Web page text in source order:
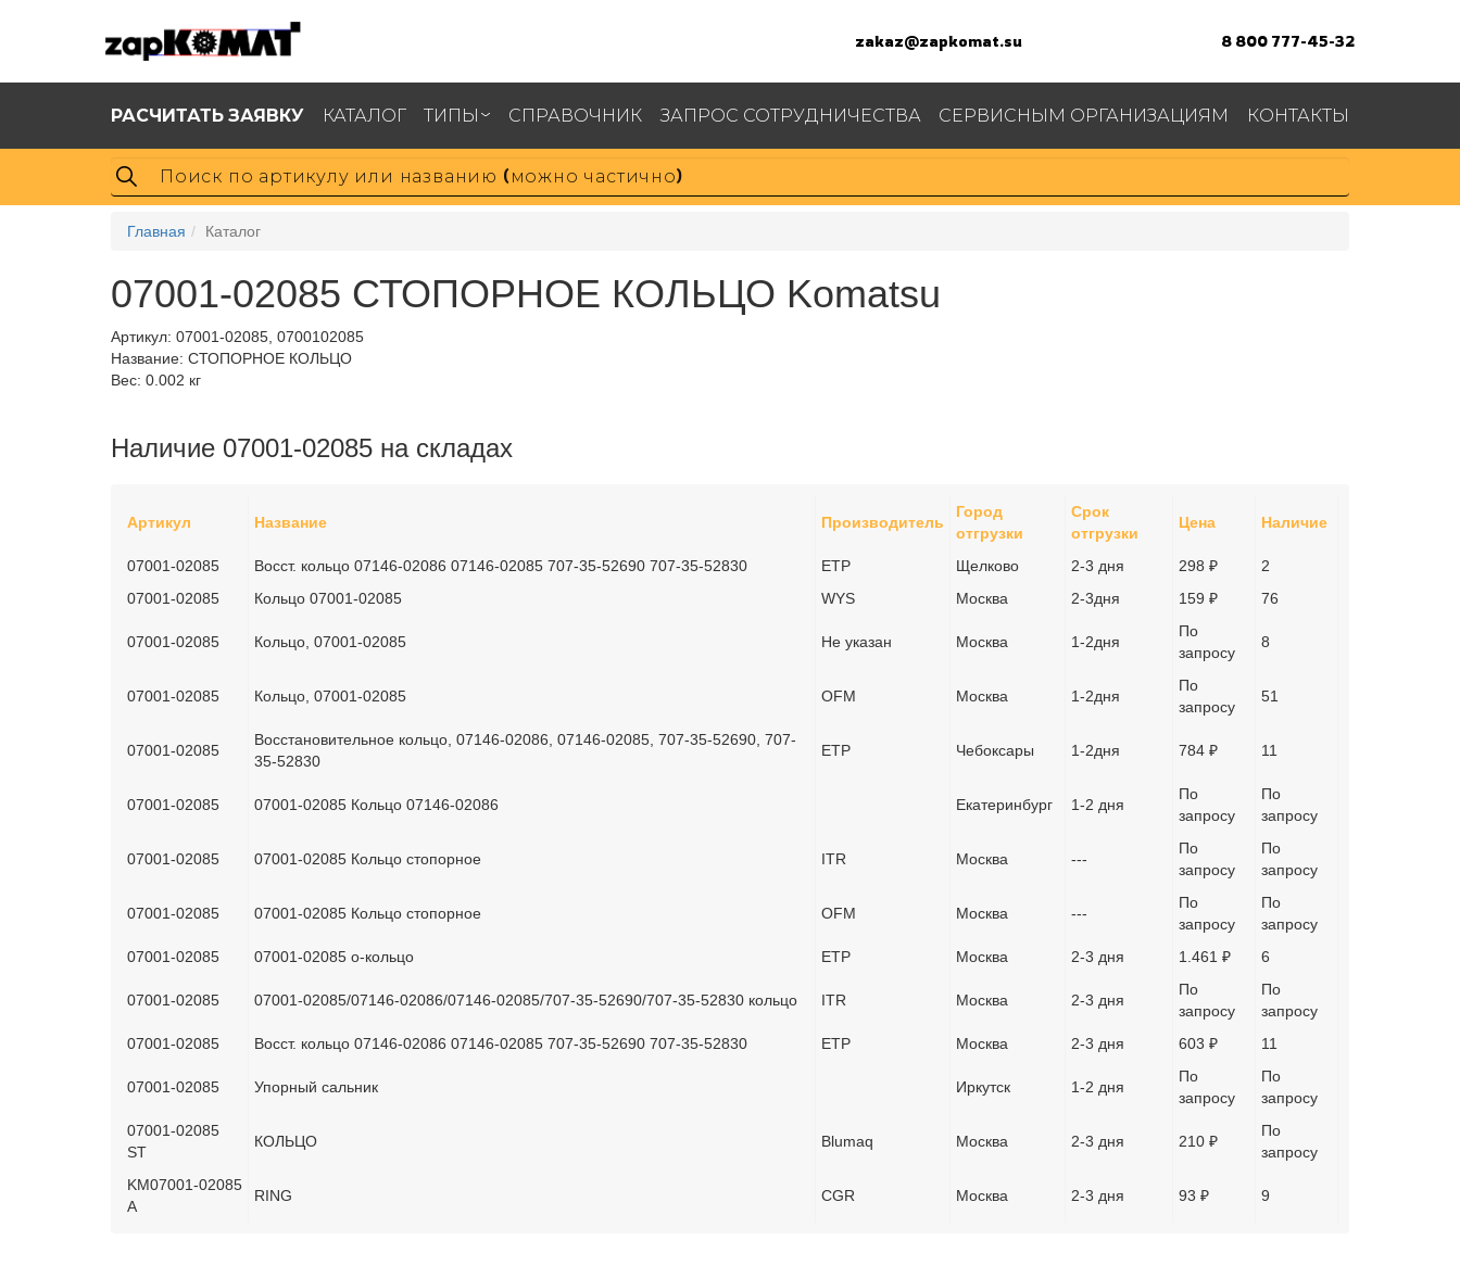
zakaz@zapkomat.su 8 800 777-45-32
РАСЧИТАТЬ ЗАЯВКУ КАТАЛОГ ТИПЫ СПРАВОЧНИК ЗАПРОС СОТРУДНИЧЕСТВА СЕРВИСНЫМ ОРГАНИЗАЦИЯМ КОНТАКТЫ
Главная Каталог
07001-02085 СТОПОРНОЕ КОЛЬЦО Komatsu
Артикул: 07001-02085, 0700102085
Название: СТОПОРНОЕ КОЛЬЦО
Вес: 0.002 кг
Наличие 07001-02085 на складах
Артикул Название Производитель
Город
отгрузки
Срок
отгрузки
Цена Наличие
07001-02085 Восст. кольцо 07146-02086 07146-02085 707-35-52690 707-35-52830 ETP Щелково 2-3 дня 298 ₽
2
07001-02085
Кольцо 07001-02085 WYS Москва 2-3дня 159 ₽ 76
07001-02085 Кольцо, 07001-02085 Не указан Москва 1-2дня
По
запросу
8
07001-02085 Кольцо, 07001-02085 OFM Москва 1-2дня
По
запросу
51
07001-02085
Восстановительное кольцо, 07146-02086, 07146-02085, 707-35-52690, 707-
35-52830
ETP Чебоксары 1-2дня 784 ₽ 11
07001-02085 07001-02085 Кольцо 07146-02086 Екатеринбург 1-2 дня
По
запросу
По
запросу
07001-02085 07001-02085 Кольцо стопорное ITR Москва ---
По
запросу
По
запросу
07001-02085 07001-02085 Кольцо стопорное OFM Москва ---
По
запросу
По
запросу
07001-02085
07001-02085 о-кольцо ETP Москва 2-3 дня 1.461 ₽ 6
07001-02085 07001-02085/07146-02086/07146-02085/707-35-52690/707-35-52830 кольцо ITR Москва 2-3 дня
По
запросу
По
запросу
07001-02085
Восст. кольцо 07146-02086 07146-02085 707-35-52690 707-35-52830 ETP Москва 2-3 дня 603 ₽ 11
07001-02085 Упорный сальник Иркутск 1-2 дня
По
запросу
По
запросу
07001-02085
ST
КОЛЬЦО Blumaq Москва 2-3 дня 210 ₽
По
запросу
KM07001-02085
A
RING CGR Москва 2-3 дня 93 ₽ 9